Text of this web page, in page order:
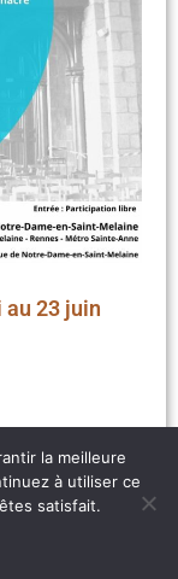
au 23 juin
la meilleure
à utiliser ce
satisfait.